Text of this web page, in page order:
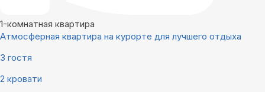
1-комнатная квартира
Атмосферная квартира на курорте для лучшего отдыха
3 гостя
2 кровати